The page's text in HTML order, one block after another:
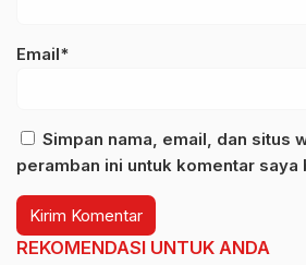
Email*
Simpan nama, email, dan situs
peramban ini untuk komentar saya
REKOMENDASI UNTUK ANDA